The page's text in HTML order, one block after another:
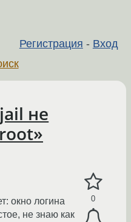
Регистрация - Вход
не
0
окно логина
не знаю как